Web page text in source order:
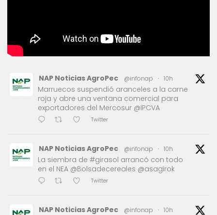
NAP Noticias AgroPec @infonap · 10h
Marruecos suspendió aranceles a la carne
roja y abre una ventana comercial para
exportadores del Mercosur @IPCVA
Twitter
NAP Noticias AgroPec @infonap · 10h
La siembra de #girasol arrancó con todo
en el NEA @Bolsadecereales @asagirok
Twitter
NAP Noticias AgroPec @infonap · 10h